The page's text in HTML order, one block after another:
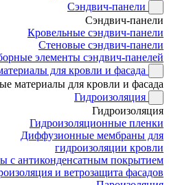
Сэндвич-панели
Сэндвич-панели
Кровельные сэндвич-панели
Стеновые сэндвич-панели
элементы сэндвич-панелей
для кровли и фасада
материалы для кровли и фасада
Гидроизоляция
Гидроизоляция
Гидроизоляционные пленки
Диффузионные мембраны для
гидроизоляции кровли
с антиконденсатным покрытием
и ветрозащита фасадов